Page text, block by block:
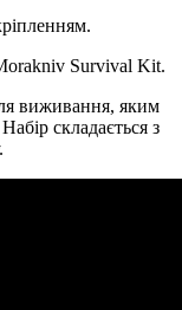
Survival Kit.
виживання, яким
складається з